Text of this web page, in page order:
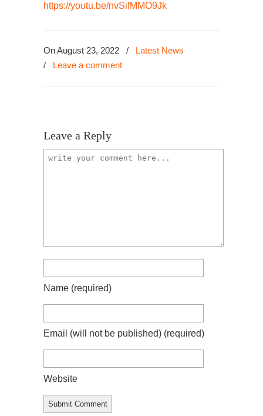
https://youtu.be/nvSifMMO9Jk
On August 23, 2022 /
Latest News
/ Leave a comment
Leave a Reply
Name (required)
Email (will not be published) (required)
Website